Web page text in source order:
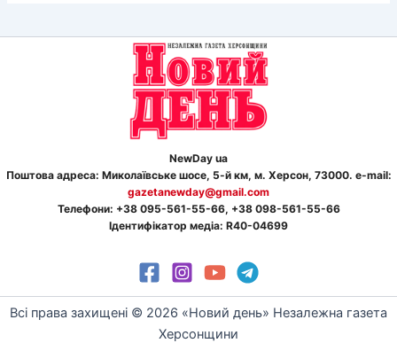
NewDay ua
Поштова адреса: Миколаївське шосе, 5-й км, м. Херсон, 73000. e-mail:
gazetanewday@gmail.com
Телефони: +38 095-561-55-66, +38 098-561-55-66
Ідентифікатор медіа: R40-04699
Всі права захищені © 2026 «Новий день» Незалежна газета
Херсонщини